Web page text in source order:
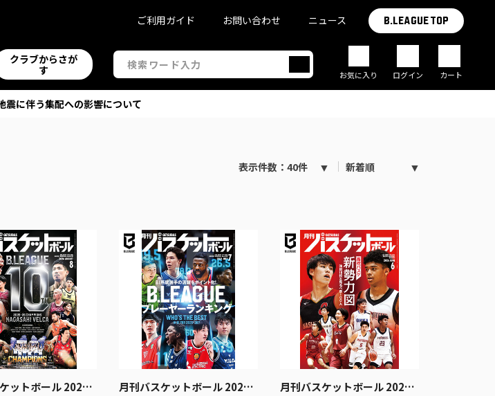
クラブからさが
す
ご利用ガイド お問い合わせ ニュース B.LEAGUE TOP
お気に入り ログイン カート
震に伴う集配への影響について
表示件数：40件 新着順
2026年8月号 (発売日2026年6月25日) 月刊バスケットボール 2026年7月号 (発売日2026年5月25日) 月刊バスケットボール 2026年6月号 (発売日2026年4月24日)